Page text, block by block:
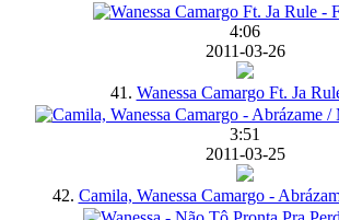
4:06
2011-03-26
41. Wanessa Camargo Ft. Ja
3:51
2011-03-25
42. Camila, Wanessa Camargo -